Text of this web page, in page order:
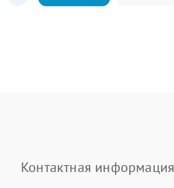
Контактная информация